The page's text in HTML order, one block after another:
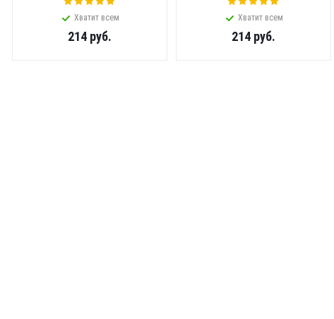
Хватит всем
214 руб.
Хватит всем
214 руб.